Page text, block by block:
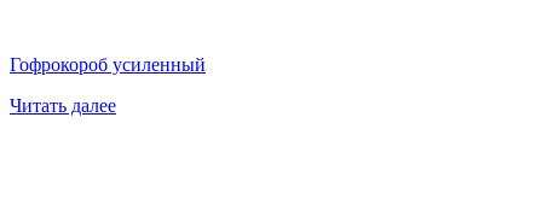
Гофрокороб усиленный
Читать далее